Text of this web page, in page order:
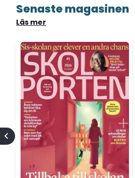
Senaste magasinen
Läs mer